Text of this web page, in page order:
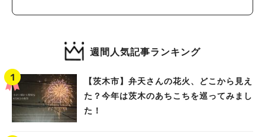
週間人気記事ランキング
【茨木市】弁天さんの花火、どこから見え
た？今年は茨木のあちこちを巡ってみまし
た！